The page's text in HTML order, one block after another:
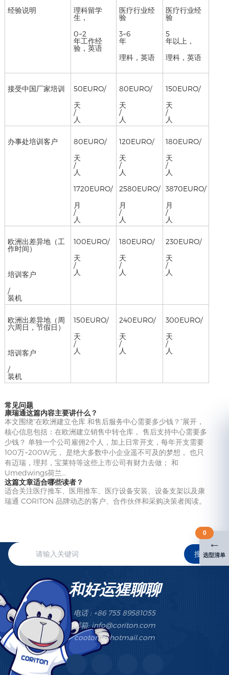
经验说明
理科留学
生，
0~2
年工作经
验，英语
医疗行业经
验
3~6
年
理科，英语
医疗行业经
验
5
年以上，
理科，英语
接受中国厂家培训
50EURO/
天
/
人
80EURO/
天
/
人
150EURO/
天
/
人
办事处培训客户
80EURO/
天
/
人
1720EURO/
月
/
人
120EURO/
天
/
人
2580EURO/
月
/
人
180EURO/
天
/
人
3870EURO/
月
/
人
欧洲出差异地（工
作时间）
培训客户
/
装机
100EURO/
天
/
人
180EURO/
天
/
人
230EURO/
天
/
人
欧洲出差异地（周
六周日，节假日）
培训客户
/
装机
150EURO/
天
/
人
240EURO/
天
/
人
300EURO/
天
/
人
常见问题
康瑞通这篇内容主要讲什么？
本文围绕“在欧洲建立仓库 和售后服务中心需要多少钱？”展开，
核心信息包括：在欧洲建立销售中转仓库， 售后支持中心需要多
少钱？ 单独一个公司雇佣2个人，加上日常开支，每年开支需要
100万~200W元， 是绝大多数中小企业遥不可及的梦想， 也只
有迈瑞，理邦，宝莱特等这些上市公司有财力去做； 和
Umedwings荷兰…
这篇文章适合哪些读者？
适合关注医疗推车、医用推车、医疗设备安装、设备支架以及康
瑞通 CORITON 品牌动态的客户、合作伙伴和采购决策者阅读。
搜索
和好运猩聊聊
电话 : +86 755 89581055
邮箱: info@coriton.com
cootom@hotmail.com
←
选型清单
0